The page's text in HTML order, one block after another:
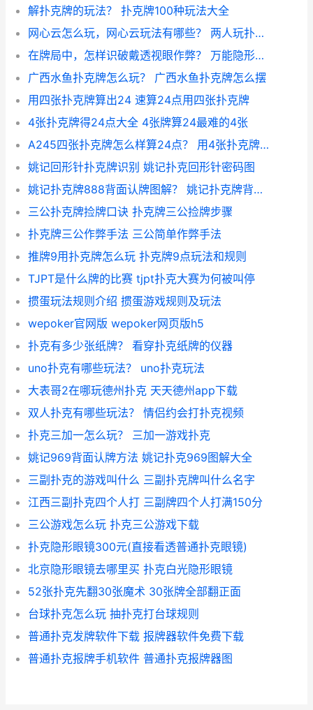
解扑克牌的玩法？ 扑克牌100种玩法大全
网心云怎么玩，网心云玩法有哪些？ 两人玩扑克牌有哪些玩法
在牌局中，怎样识破戴透视眼作弊？ 万能隐形眼镜看扑克牌
广西水鱼扑克牌怎么玩？ 广西水鱼扑克牌怎么摆
用四张扑克牌算出24 速算24点用四张扑克牌
4张扑克牌得24点大全 4张牌算24最难的4张
A245四张扑克牌怎么样算24点？ 用4张扑克牌算24点
姚记回形针扑克牌识别 姚记扑克回形针密码图
姚记扑克牌888背面认牌图解？ 姚记扑克牌背面图解 暗号
三公扑克牌捡牌口诀 扑克牌三公捡牌步骤
扑克牌三公作弊手法 三公简单作弊手法
推牌9用扑克牌怎么玩 扑克牌9点玩法和规则
TJPT是什么牌的比赛 tjpt扑克大赛为何被叫停
掼蛋玩法规则介绍 掼蛋游戏规则及玩法
wepoker官网版 wepoker网页版h5
扑克有多少张纸牌？ 看穿扑克纸牌的仪器
uno扑克有哪些玩法？ uno扑克玩法
大表哥2在哪玩德州扑克 天天德州app下载
双人扑克有哪些玩法？ 情侣约会打扑克视频
扑克三加一怎么玩？ 三加一游戏扑克
姚记969背面认牌方法 姚记扑克969图解大全
三副扑克的游戏叫什么 三副扑克牌叫什么名字
江西三副扑克四个人打 三副牌四个人打满150分
三公游戏怎么玩 扑克三公游戏下载
扑克隐形眼镜300元(直接看透普通扑克眼镜)
北京隐形眼镜去哪里买 扑克白光隐形眼镜
52张扑克先翻30张魔术 30张牌全部翻正面
台球扑克怎么玩 抽扑克打台球规则
普通扑克发牌软件下载 报牌器软件免费下载
普通扑克报牌手机软件 普通扑克报牌器图